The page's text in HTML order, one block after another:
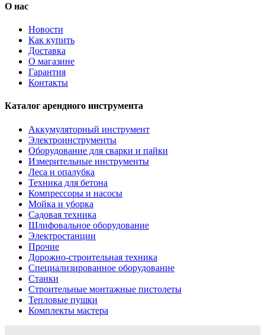
О нас
Новости
Как купить
Доставка
О магазине
Гарантия
Контакты
Каталог арендного инструмента
Аккумуляторный инструмент
Электроинструменты
Оборудование для сварки и пайки
Измерительные инструменты
Леса и опалубка
Техника для бетона
Компрессоры и насосы
Мойка и уборка
Садовая техника
Шлифовальное оборудование
Электростанции
Прочие
Дорожно-строительная техника
Специализированное оборудование
Станки
Строительные монтажные пистолеты
Тепловые пушки
Комплекты мастера